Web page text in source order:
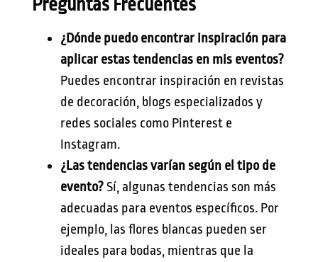
Preguntas Frecuentes
¿Dónde puedo encontrar inspiración para
aplicar estas tendencias en mis eventos?
Puedes encontrar inspiración en revistas
de decoración, blogs especializados y
redes sociales como Pinterest e
Instagram.
¿Las tendencias varían según el tipo de
evento? Sí, algunas tendencias son más
adecuadas para eventos específicos. Por
ejemplo, las flores blancas pueden ser
ideales para bodas, mientras que la